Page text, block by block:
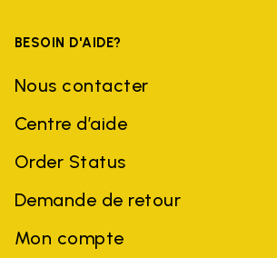
BESOIN D'AIDE?
Nous contacter
Centre d’aide
Order Status
Demande de retour
Mon compte